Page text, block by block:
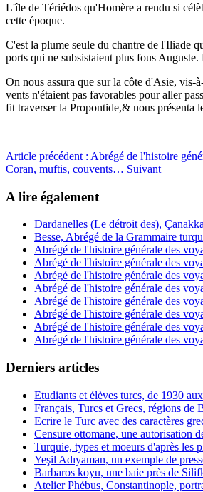
L'île de Tériédos qu'Homère a rendu si
cette époque.
C'est la plume seule du chantre de l'Iliade
ports qui ne subsistaient plus fous
On nous assura que sur la côte d'Asie,
vents n'étaient pas favorables pour aller
fit traverser la Propontide,& nous présenta
Article précédent : Abrégé de l'histoire
Coran, muftis, couvents… Suivant
A lire également
Dardanelles (Le détroit des),
Besse, Abrégé de la Grammaire
Abrégé de l'histoire générale des
Abrégé de l'histoire générale des
Abrégé de l'histoire générale des
Abrégé de l'histoire générale des
Abrégé de l'histoire générale des
Abrégé de l'histoire générale des
Abrégé de l'histoire générale des
Abrégé de l'histoire générale des
Derniers articles
Etudiants et élèves turcs, de 1930
Français, Turcs et Grecs, régions de
Ecrire le Turc avec des caractères
Censure ottomane, une autorisation
Turquie, types et moeurs d'après les
Yeşil Adıyaman, un exemple de
Barbaros koyu, une baie près de
Atelier Phébus, Constantinople,